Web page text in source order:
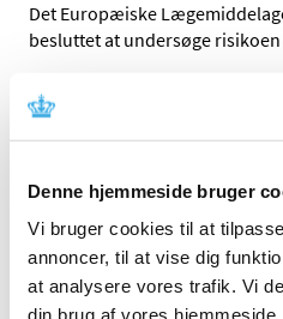
Denne hjemmeside bruger
Vi bruger cookies til at
annoncer, til at vise dig
at analysere vores trafik. Vi
din brug af vores
Det Europæiske
besluttet at undersøge
Blodtryksmedicin med
Der er fundet potentielt
flere varianter af medicin med
Nye EU-regler mod